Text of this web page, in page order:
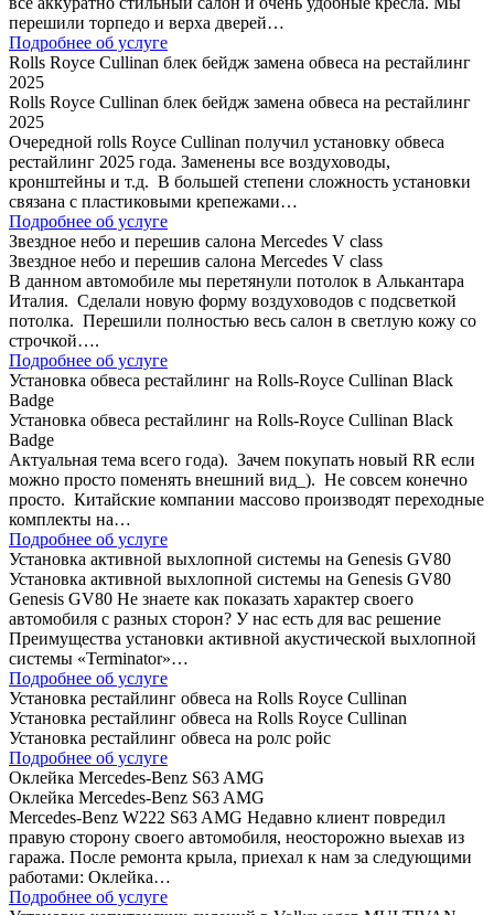
перешили торпедо и верха дверей…
Подробнее об услуге
Rolls Royce Cullinan блек бейдж замена обвеса на рестайлинг
2025
Rolls Royce Cullinan блек бейдж замена обвеса на рестайлинг
2025
Очередной rolls Royce Cullinan получил установку обвеса
рестайлинг 2025 года. Заменены все воздуховоды,
кронштейны и т.д. В большей степени сложность установки
связана с пластиковыми крепежами…
Подробнее об услуге
Звездное небо и перешив салона Mercedes V class
Звездное небо и перешив салона Mercedes V class
В данном автомобиле мы перетянули потолок в Алькантара
Италия. Сделали новую форму воздуховодов с подсветкой
потолка. Перешили полностью весь салон в светлую кожу со
строчкой….
Подробнее об услуге
Установка обвеса рестайлинг на Rolls-Royce Cullinan Black
Badge
Установка обвеса рестайлинг на Rolls-Royce Cullinan Black
Badge
Актуальная тема всего года). Зачем покупать новый RR если
можно просто поменять внешний вид_). Не совсем конечно
просто. Китайские компании массово производят переходные
комплекты на…
Подробнее об услуге
Установка активной выхлопной системы на Genesis GV80
Установка активной выхлопной системы на Genesis GV80
Genesis GV80 Не знаете как показать характер своего
автомобиля с разных сторон? У нас есть для вас решение
Преимущества установки активной акустической выхлопной
системы «Terminator»…
Подробнее об услуге
Установка рестайлинг обвеса на Rolls Royce Cullinan
Установка рестайлинг обвеса на Rolls Royce Cullinan
Установка рестайлинг обвеса на ролс ройс
Подробнее об услуге
Оклейка Mercedes-Benz S63 AMG
Оклейка Mercedes-Benz S63 AMG
Mercedes-Benz W222 S63 AMG Недавно клиент повредил
правую сторону своего автомобиля, неосторожно выехав из
гаража. После ремонта крыла, приехал к нам за следующими
работами: Оклейка…
Подробнее об услуге